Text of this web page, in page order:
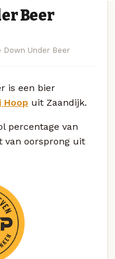
Beer
Down Under Beer
is een bier
Hoop uit Zaandijk.
percentage van
van oorsprong uit